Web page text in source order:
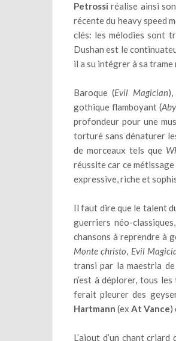
Petrossi réalise ainsi
récente du heavy speed
clés: les mélodies sont
Dushan est le
il a su intégrer à sa
Baroque (Evil Magician),
gothique flamboyant (
profondeur pour une
torturé sans dénaturer
de morceaux tels que
réussite car ce
expressive, riche et
Il faut dire que le talent
guerriers néo-
chansons à reprendre à
Monte christo, Evil
transi par la maestria de
n’est à déplorer, tous
ferait pleurer des
Hartmann (ex At Vance)
L’ajout d’un chant